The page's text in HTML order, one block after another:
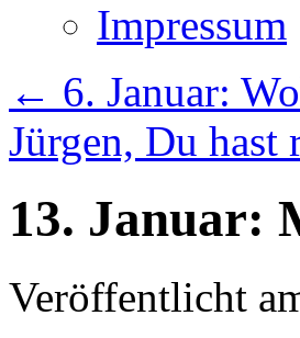
Impressum
← 6. Januar:
Jürgen, Du hast
13. Januar:
Veröffentlicht